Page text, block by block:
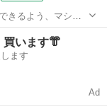
きるよう、マシン
苦手な方がほとん
動きを意識しまし
買います👘
ます
Ad